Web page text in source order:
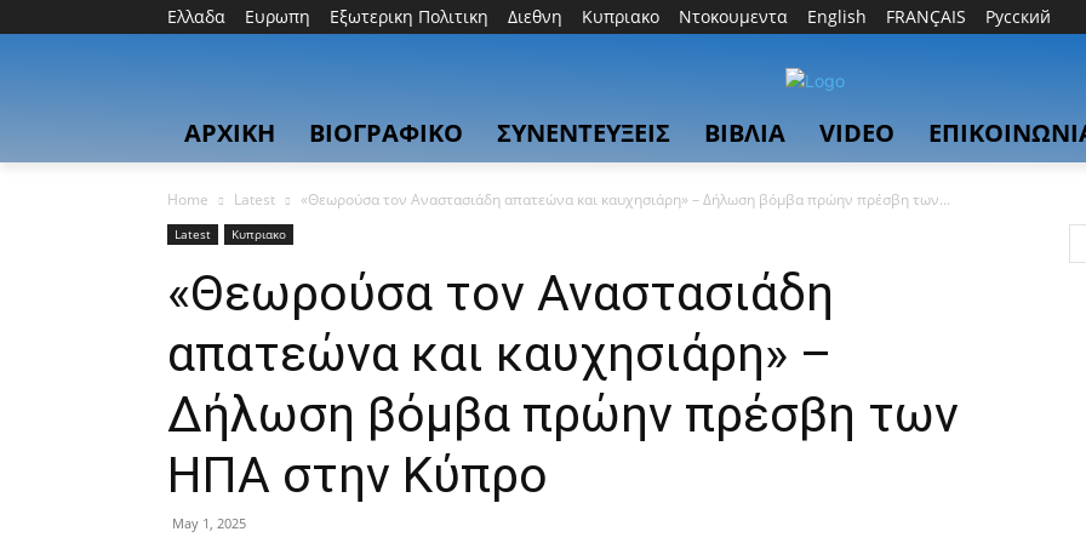
Ελλαδα Ευρωπη Εξωτερικη Πολιτικη Διεθνη Κυπριακο Ντοκουμεντα English FRANÇAIS Русский
ΑΡΧΙΚΗ ΒΙΟΓΡΑΦΙΚΟ ΣΥΝΕΝΤΕΥΞΕΙΣ ΒΙΒΛΙΑ VIDEO
Home Latest «Θεωρούσα τον Αναστασιάδη απατεώνα και καυχησιάρη» – Δήλωση βόμβα πρώην πρέσβη των...
Latest Κυπριακο
«Θεωρούσα τον Αναστασιάδη
απατεώνα και καυχησιάρη» –
Δήλωση βόμβα πρώην πρέσβη των
ΗΠΑ στην Κύπρο
May 1, 2025